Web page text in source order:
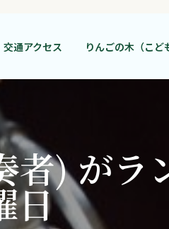
交通アクセス りんごの木（こど
) がラ
日